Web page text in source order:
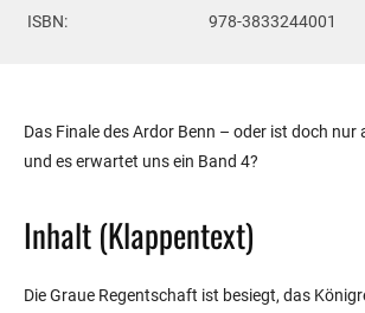
ISBN:
978-3833244001
Das Finale des Ardor Benn – oder ist doch nur
und es erwartet uns ein Band 4?
Inhalt (Klappentext)
Die Graue Regentschaft ist besiegt, das